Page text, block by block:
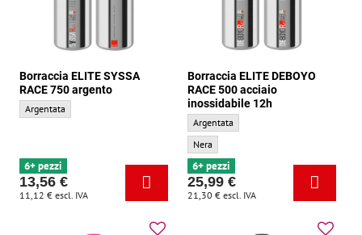
Borraccia ELITE SYSSA
RACE 750 argento
Borraccia ELITE SYSSA RACE 750 argento - Colore di base:
Argentata
6+ pezzi
13,56 €
11,12 € escl. IVA
Borraccia ELITE DEBOYO
RACE 500 acciaio
inossidabile 12h
Borraccia ELITE DEBOYO RACE 500
Argentata
Borraccia ELITE DEBOYO RACE 500
Nera
6+ pezzi
25,99 €
21,30 € escl. IVA